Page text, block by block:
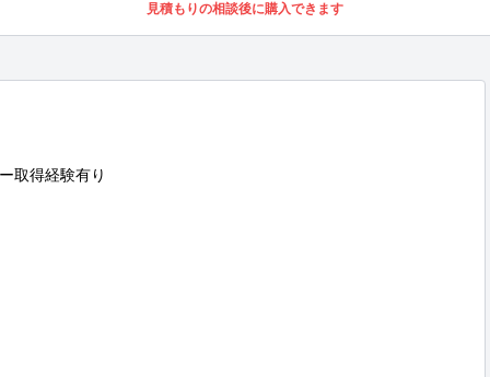
見積もりの相談後に購入できます
取得経験有り